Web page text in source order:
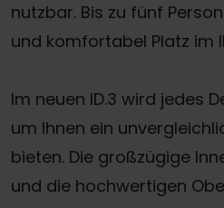
nutzbar. Bis zu fünf
und komfortabel Platz im
Im neuen ID.3 wird jedes
um Ihnen ein
bieten. Die großzügige
und die hochwertigen